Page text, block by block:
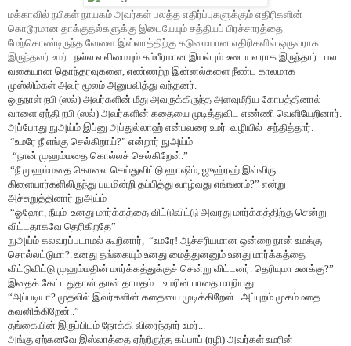
மக்காவில் நபிகள் நாயகம் அவர்கள் பலத்த எதிர்ப்புகளுக்கும் எதிரிகளின்
கொடூரமான தாக்குதல்களுக்கு இடையேயும் சத்தியப் பிரச்சாரத்தை
மேற்கொண்டிருந்த வேளை இஸ்லாத்திற்கு கடுமையான எதிரிகளில் ஒருவராக
இருந்தவர் உமர்.
நல்ல வலிமையும் கம்பீரமான இயல்பும் உடையவராக இருந்தார். பல
வகையான தொந்தரவுகளை எண்ணற்ற இன்னல்களை நீண்ட காலமாக
முஸ்லிம்கள் அவர் மூலம் அனுபவித்து வந்தனர்.
ஒருநாள் நபி (ஸல்) அவர்களின் மீது அவருக்கிருந்த அளவுமீறிய கோபத்தினால்
வாளை ஏந்தி நபி (ஸல்) அவர்களின் கதையை முடித்துவிட எண்ணி வெளியேறினார்.
அப்போது நுஅய்ம் இப்னு அப்துல்லாஹ் என்பவரை உமர் வழியில் சந்தித்தார்.
“உமரே நீ எங்கு செல்கிறாய்?” என்றார் நுஅய்ம்
“நான் முஹம்மதை கொல்லச் செல்கிறேன். ”
“நீ முஹம்மதை கொலை செய்துவிட்டு ஹாஷிம் ஜுஹ்ரஹ் இவ்விரு
கிளையார்களிலிருந்து பயமின்றி தப்பித்து வாழ்வது எங்ஙனம்?” என்று
அச்சுறுத்தினார் நுஅய்ம்
“ஓஹோ, நீயும் உனது மார்க்கத்தை விட்டுவிட்டு அவரது மார்க்கத்திற்கு சென்று
விட்டதாகவே தெரிகிறதே”
நுஅய்ம் கலவரப்படாமல் கூறினார், “உமரே! ஆச்சரியமான ஒன்றை நான் உமக்கு
சொல்லட்டுமா?. உனது தங்கையும் உனது மைத்துனனும் உனது மார்க்கத்தை
விட்டுவிட்டு முஹம்மதின் மார்க்கத்துக்குச் சென்று விட்டனர். தெரியுமா உனக்கு?”
இதைக் கேட்டதுதான் தான் தாமதம்... உமரின் பாதை மாறியது..
“அப்படியா? முதலில் இவர்களின் கதையை முடிக்கிறேன்.. அப்புறம் முகம்மதை
கவனிக்கிறேன்..”
தங்கையின் இருப்பிடம் நோக்கி விரைந்தார் உமர்...
அங்கு ஏற்கனவே இஸ்லாத்தை ஏற்றிருந்த கப்பாப் (ரழி) அவர்கள் உமரின்